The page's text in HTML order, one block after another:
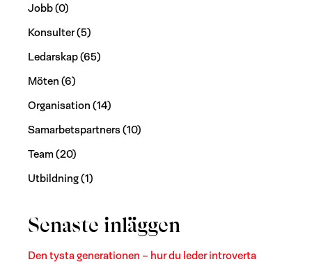
Jobb(0)
Konsulter(5)
Ledarskap(65)
Möten (6)
Organisation (14)
Samarbetspartners(10)
Team(20)
Utbildning(1)
Senaste inläggen
Den tysta generationen – hur du leder introverta